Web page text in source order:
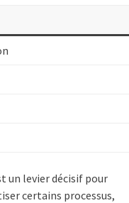
un levier décisif pour
certains processus,